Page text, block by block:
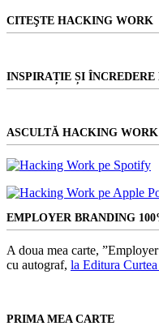
succes
în
din
țară
CITEŞTE HACKING WORK
INSPIRAȚIE ȘI
ASCULTĂ HACKING WORK
EMPLOYER BRANDING
A doua mea carte,
cu autograf, la Editura
PRIMA MEA CARTE